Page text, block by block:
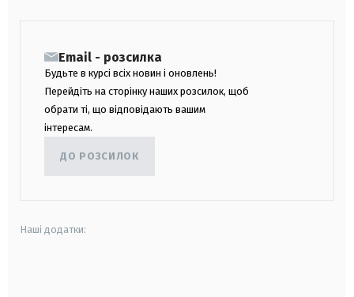
Email - розсилка
Будьте в курсі всіх новин і оновлень!
Перейдіть на сторінку наших розсилок, щоб
обрати ті, що відповідають вашим
інтересам.
ДО РОЗСИЛОК
Наші додатки: